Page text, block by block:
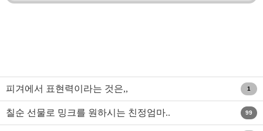
피겨에서 표현력이라는 것은,, 1
칠순 선물로 밍크를 원하시는 친정엄마.. 99